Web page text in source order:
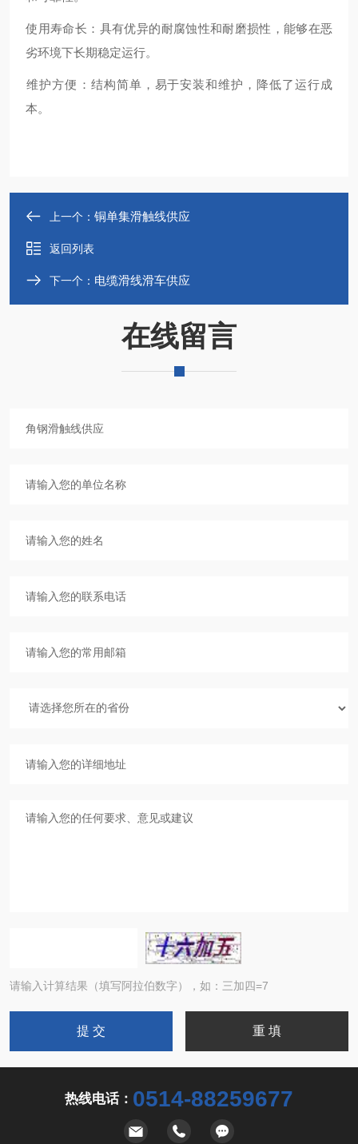
‌使用寿命长‌：具有优异的耐腐蚀性和耐磨损性，能够在恶
劣环境下长期稳定运行。
‌维护方便‌：结构简单，易于安装和维护，降低了运行成
本‌。
上一个： 铜单集滑触线供应
返回列表
下一个： 电缆滑线滑车供应
在线留言
请输入计算结果（填写阿拉伯数字），如：三加四=7
热线电话： 0514-88259677